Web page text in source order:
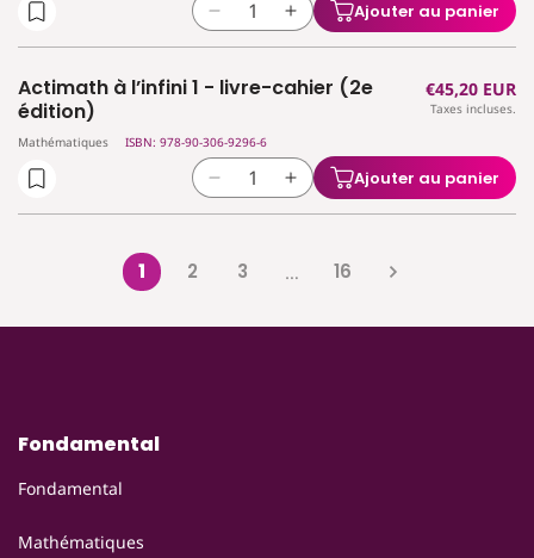
4-
Livret
d&#39;exercices
4-
Livret
d&#39;exercices
Réduire
la
de
à
l’infini
1
-
d&#39;activités
édition)
Augmenter
la
quantité
de
l’infini
1
-
d&#39;activités
édition)
Ajouter au panier
Actimath à l’infini 1 - livre-cahier (2e
édition)
Mathématiques ISBN: 978-90-306-9296-6
Prix
habituel
€45,20 EUR
Taxes incluses.
Réduire
la
Augmenter
la
Ajouter au panier
1 2 3 … 16
Fondamental
Fondamental
Mathématiques